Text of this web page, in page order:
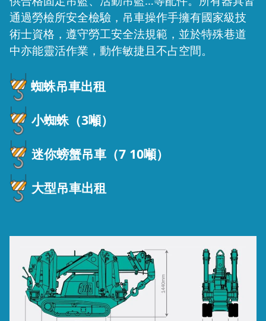
通過勞檢所安全檢驗，吊車操作手擁有國家級技
術士資格，遵守勞工安全法規範，並於特殊巷道
中亦能靈活作業，動作敏捷且不占空間。
蜘蛛吊車出租
小蜘蛛（3噸）
迷你螃蟹吊車（7 10噸）
大型吊車出租